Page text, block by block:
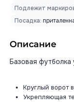
Подлежит
Посадка:
Описание
Базовая футболка
Круглый ворот
Укрепляющая